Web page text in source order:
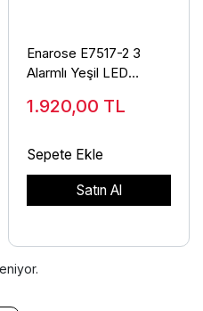
Enarose E7517-2 3
Alarmlı Yeşil LED
Saati
1.920,00 TL
Sepete Ekle
Satın Al